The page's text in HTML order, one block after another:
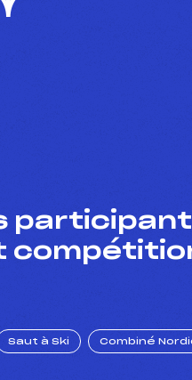
Saut à Ski Combiné